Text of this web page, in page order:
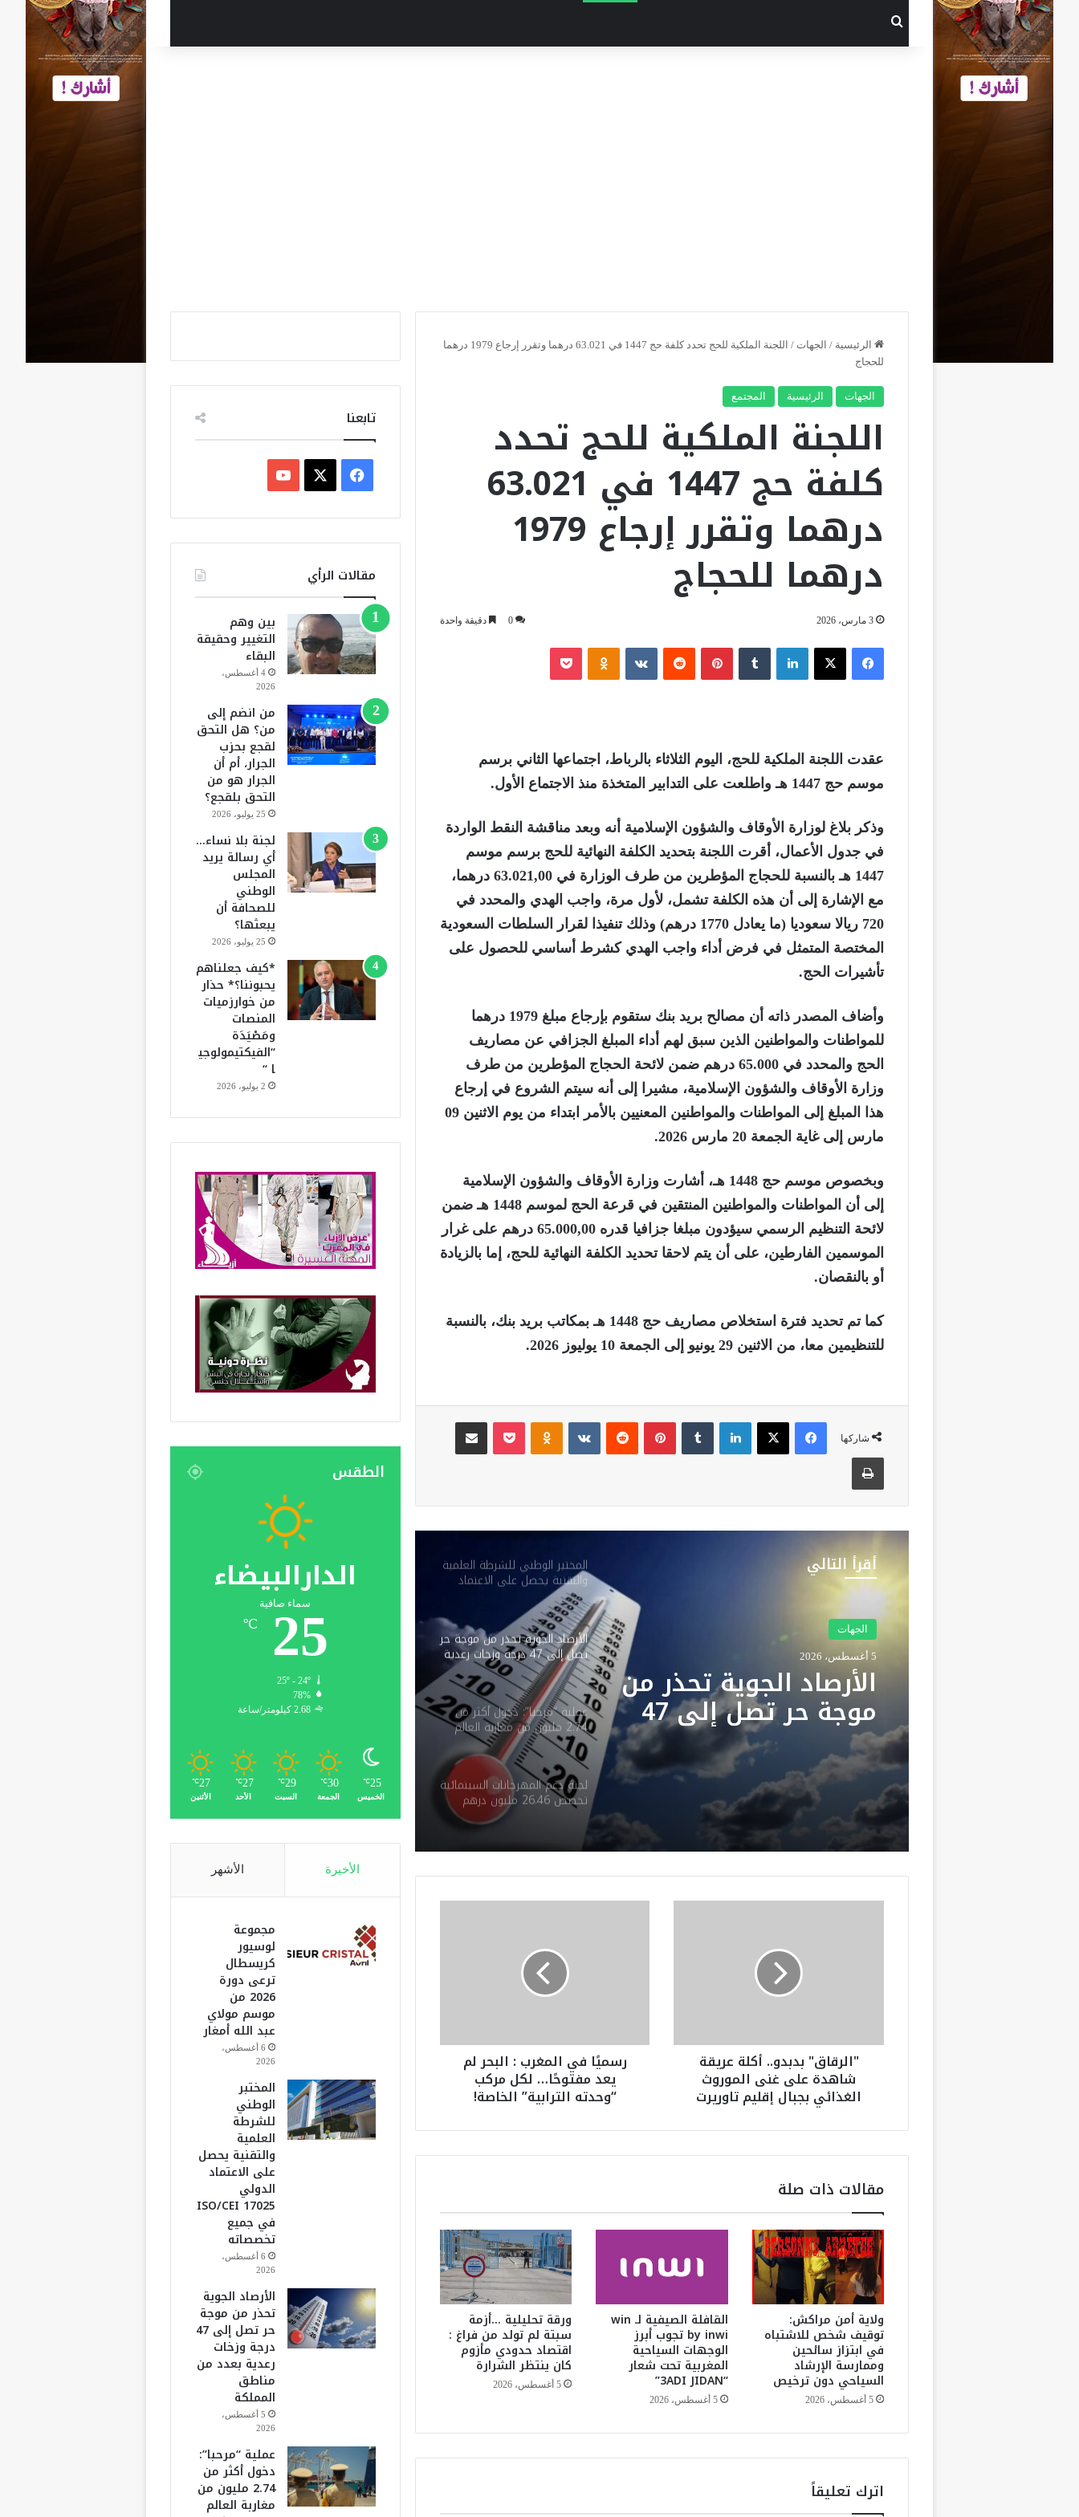
الرئيسية / الجهات /
اللجنة الملكية للحج تحدد كلفة حج 1447 في 63.021 درهما وتقرر إرجاع 1979 درهما
للحجاج
الجهات الرئيسية المجتمع
اللجنة الملكية للحج تحدد
كلفة حج 1447 في 63.021
درهما وتقرر إرجاع 1979
درهما للحجاج
3 مارس، 2026 0 دقيقة واحدة
فيسبوك ‫X لينكدإن بينتيريست
عقدت اللجنة الملكية للحج، اليوم الثلاثاء بالرباط، اجتماعها الثاني برسم
موسم حج 1447 هـ واطلعت على التدابير المتخذة منذ الاجتماع الأول.
وذكر بلاغ لوزارة الأوقاف والشؤون الإسلامية أنه وبعد مناقشة النقط الواردة
في جدول الأعمال، أقرت اللجنة بتحديد الكلفة النهائية للحج برسم موسم
1447 هـ بالنسبة للحجاج المؤطرين من طرف الوزارة في 63.021,00 درهما،
مع الإشارة إلى أن هذه الكلفة تشمل، لأول مرة، واجب الهدي والمحدد في
720 ريالا سعوديا (ما يعادل 1770 درهم) وذلك تنفيذا لقرار السلطات السعودية
المختصة المتمثل في فرض أداء واجب الهدي كشرط أساسي للحصول على
تأشيرات الحج.
وأضاف المصدر ذاته أن مصالح بريد بنك ستقوم بإرجاع مبلغ 1979 درهما
للمواطنات والمواطنين الذين سبق لهم أداء المبلغ الجزافي عن مصاريف
الحج والمحدد في 65.000 درهم ضمن لائحة الحجاج المؤطرين من طرف
وزارة الأوقاف والشؤون الإسلامية، مشيرا إلى أنه سيتم الشروع في إرجاع
هذا المبلغ إلى المواطنات والمواطنين المعنيين بالأمر ابتداء من يوم الاثنين 09
مارس إلى غاية الجمعة 20 مارس 2026.
وبخصوص موسم حج 1448 هـ، أشارت وزارة الأوقاف والشؤون الإسلامية
إلى أن المواطنات والمواطنين المنتقين في قرعة الحج لموسم 1448 هـ ضمن
لائحة التنظيم الرسمي سيؤدون مبلغا جزافيا قدره 65.000,00 درهم على غرار
الموسمين الفارطين، على أن يتم لاحقا تحديد الكلفة النهائية للحج، إما بالزيادة
أو بالنقصان.
كما تم تحديد فترة استخلاص مصاريف حج 1448 هـ بمكاتب بريد بنك، بالنسبة
للتنظيمين معا، من الاثنين 29 يونيو إلى الجمعة 10 يوليوز 2026.
شاركها
فيسبوك ‫X لينكدإن بينتيريست
أقرأ التالي
الجهات
5 أغسطس، 2026
الأرصاد الجوية تحذر من
موجة حر تصل إلى 47
درجة وزخات رعدية
بعدد من مناطق
المملكة
المختبر الوطني للشرطة العلمية
والتقنية يحصل على الاعتماد
جميع تخصصاته
الأرصاد الجوية تحذر من موجة حر
تصل إلى 47 درجة وزخات رعدية
بعدد من مناطق المملكة
عملية “مرحبا”: دخول أكثر من
2.74 مليون من مغاربة العالم
إلى المملكة حتى 3 غشت
لجنة دعم المهرجانات السينمائية
تخصص 26.46 مليون درهم
لدعم 40 مهرجانًا وتظاهرة
وطنية
ب
.
ل
ة
ع
ر
ق
ة
ش
ا
ه
د
ع
ى
ا
"الرقاق" بدبدو.. أكلة عريقة
شاهدة على غنى الموروث
الغذائي بجبال إقليم تاوريرت
ل
:
ر
ل
ي
ع
م
ف
ت
و
ا
ل
رسميًا في المغرب : البحر لم
يعد مفتوحًا… لكل مركب
“وحدته الترابية” الخاصة!
مقالات ذات صلة
ولاية أمن مراكش:
توقيف شخص للاشتباه
في ابتزاز سائحين
وممارسة الإرشاد
السياحي دون ترخيص
5 أغسطس، 2026
القافلة الصيفية لـ win
by inwi تجوب أبرز
الوجهات السياحية
المغربية تحت شعار
“3ADI JIDAN”
5 أغسطس، 2026
ورقة تحليلية …أزمة
سبتة لم تولد من فراغ :
اقتصاد حدودي مأزوم
كان ينتظر الشرارة
5 أغسطس، 2026
اترك تعليقاً
تابعنا
س
ب
ك
o
u
b
مقالات الرأي
بين وهم
التغيير وحقيقة
البقاء
4 أغسطس،
2026
من انضم إلى
من؟ هل التحق
لقجع بحزب
الجرار، أم أن
الجرار هو من
التحق بلقجع؟
25 يوليو، 2026
لجنة بلا نساء…
أي رسالة يريد
المجلس
الوطني
للصحافة أن
يبعثها؟
25 يوليو، 2026
*كيف جعلناهم
يحبوننا؟* حذار
من خوارزميات
المنصات
ومَصْيَدَة
“الفيكتيمولوجي
ا “
2 يوليو، 2026
الطقس
الدارالبيضاء
سماء صافية
25
℃
25º - 24º
78%
2.68 كيلومتر/ساعة
25
℃
الخميس
30
℃
الجمعة
29
℃
السبت
27
℃
الأحد
27
℃
الأثنين
الأخيرة الأشهر
مجموعة
لوسيور
كريسطال
ترعى دورة
2026 من
موسم مولاي
عبد الله أمغار
6 أغسطس،
2026
المختبر
الوطني
للشرطة
العلمية
والتقنية يحصل
على الاعتماد
الدولي
ISO/CEI 17025
في جميع
تخصصاته
6 أغسطس،
2026
الأرصاد الجوية
تحذر من موجة
حر تصل إلى 47
درجة وزخات
رعدية بعدد من
مناطق
المملكة
5 أغسطس،
2026
عملية “مرحبا”:
دخول أكثر من
2.74 مليون من
مغاربة العالم